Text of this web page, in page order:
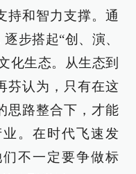
持和智力支撑。通
步搭起“创、演、
化生态。从生态到
芬认为，只有在这
思路整合下，才能
。在时代飞速发
不一定要争做标